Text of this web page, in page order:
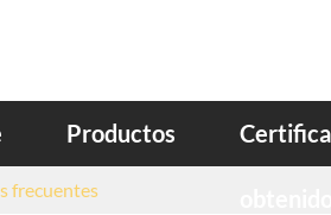
Productos
frecuentes